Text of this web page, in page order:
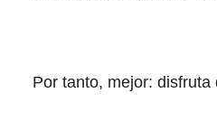
Por tanto, mejor: disfruta